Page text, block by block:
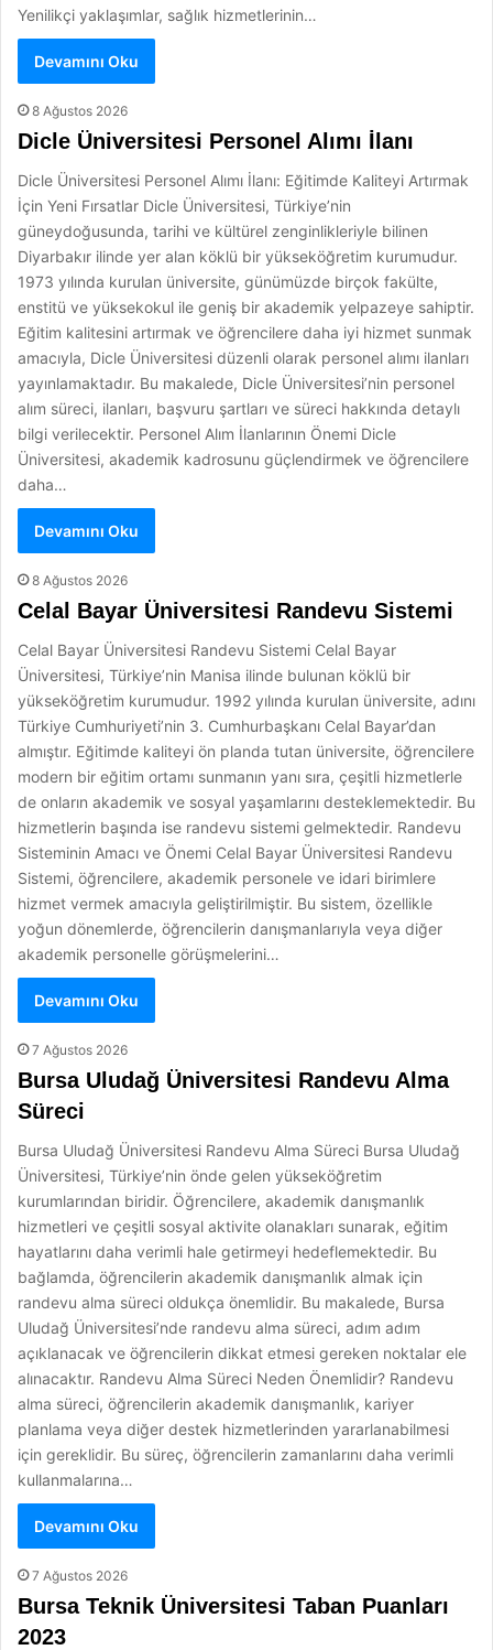
Yenilikçi yaklaşımlar, sağlık hizmetlerinin…
Devamını Oku
8 Ağustos 2026
Dicle Üniversitesi Personel Alımı İlanı
Dicle Üniversitesi Personel Alımı İlanı: Eğitimde Kaliteyi Artırmak
İçin Yeni Fırsatlar Dicle Üniversitesi, Türkiye’nin
güneydoğusunda, tarihi ve kültürel zenginlikleriyle bilinen
Diyarbakır ilinde yer alan köklü bir yükseköğretim kurumudur.
1973 yılında kurulan üniversite, günümüzde birçok fakülte,
enstitü ve yüksekokul ile geniş bir akademik yelpazeye sahiptir.
Eğitim kalitesini artırmak ve öğrencilere daha iyi hizmet sunmak
amacıyla, Dicle Üniversitesi düzenli olarak personel alımı ilanları
yayınlamaktadır. Bu makalede, Dicle Üniversitesi’nin personel
alım süreci, ilanları, başvuru şartları ve süreci hakkında detaylı
bilgi verilecektir. Personel Alım İlanlarının Önemi Dicle
Üniversitesi, akademik kadrosunu güçlendirmek ve öğrencilere
daha…
Devamını Oku
8 Ağustos 2026
Celal Bayar Üniversitesi Randevu Sistemi
Celal Bayar Üniversitesi Randevu Sistemi Celal Bayar
Üniversitesi, Türkiye’nin Manisa ilinde bulunan köklü bir
yükseköğretim kurumudur. 1992 yılında kurulan üniversite, adını
Türkiye Cumhuriyeti’nin 3. Cumhurbaşkanı Celal Bayar’dan
almıştır. Eğitimde kaliteyi ön planda tutan üniversite, öğrencilere
modern bir eğitim ortamı sunmanın yanı sıra, çeşitli hizmetlerle
de onların akademik ve sosyal yaşamlarını desteklemektedir. Bu
hizmetlerin başında ise randevu sistemi gelmektedir. Randevu
Sisteminin Amacı ve Önemi Celal Bayar Üniversitesi Randevu
Sistemi, öğrencilere, akademik personele ve idari birimlere
hizmet vermek amacıyla geliştirilmiştir. Bu sistem, özellikle
yoğun dönemlerde, öğrencilerin danışmanlarıyla veya diğer
akademik personelle görüşmelerini…
Devamını Oku
7 Ağustos 2026
Bursa Uludağ Üniversitesi Randevu Alma
Süreci
Bursa Uludağ Üniversitesi Randevu Alma Süreci Bursa Uludağ
Üniversitesi, Türkiye’nin önde gelen yükseköğretim
kurumlarından biridir. Öğrencilere, akademik danışmanlık
hizmetleri ve çeşitli sosyal aktivite olanakları sunarak, eğitim
hayatlarını daha verimli hale getirmeyi hedeflemektedir. Bu
bağlamda, öğrencilerin akademik danışmanlık almak için
randevu alma süreci oldukça önemlidir. Bu makalede, Bursa
Uludağ Üniversitesi’nde randevu alma süreci, adım adım
açıklanacak ve öğrencilerin dikkat etmesi gereken noktalar ele
alınacaktır. Randevu Alma Süreci Neden Önemlidir? Randevu
alma süreci, öğrencilerin akademik danışmanlık, kariyer
planlama veya diğer destek hizmetlerinden yararlanabilmesi
için gereklidir. Bu süreç, öğrencilerin zamanlarını daha verimli
kullanmalarına…
Devamını Oku
7 Ağustos 2026
Bursa Teknik Üniversitesi Taban Puanları
2023